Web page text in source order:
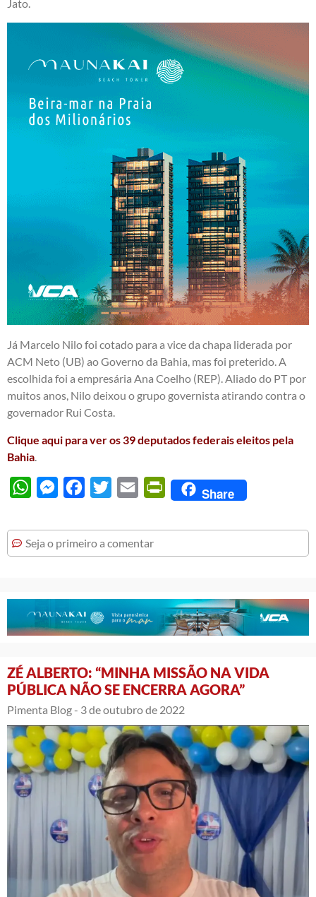
Jato.
Já Marcelo Nilo foi cotado para a vice da chapa liderada por
ACM Neto (UB) ao Governo da Bahia, mas foi preterido. A
escolhida foi a empresária Ana Coelho (REP). Aliado do PT por
muitos anos, Nilo deixou o grupo governista atirando contra o
governador Rui Costa.
Clique aqui para ver os 39 deputados federais eleitos pela
Bahia
WhatsAppMessengerFacebook
Twitter Email PrintFriendly
Share
Seja o primeiro a comentar
ZÉ ALBERTO: “MINHA MISSÃO NA VIDA
PÚBLICA NÃO SE ENCERRA AGORA”
Pimenta Blog - 3 de outubro de 2022